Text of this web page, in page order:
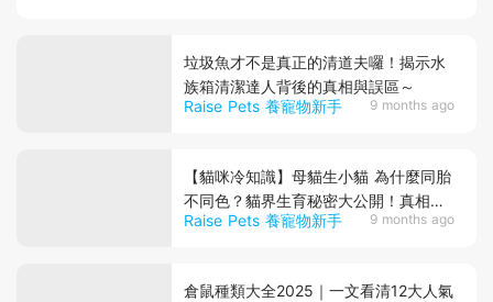
Raise Pets 養寵物新手 9 months ago
垃圾魚才不是真正的清道夫囉！揭示水
族箱清潔達人背後的真相與誤區～
Raise Pets 養寵物新手 9 months ago
【貓咪冷知識】母貓生小貓 為什麼同胎
不同色？貓界生育秘密大公開！真相原
來是這樣！
倉鼠種類大全2025｜一文看清12大人氣